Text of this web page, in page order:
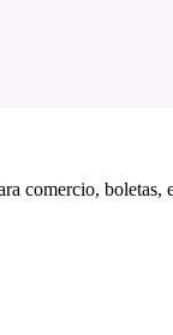
comercio, boletas,